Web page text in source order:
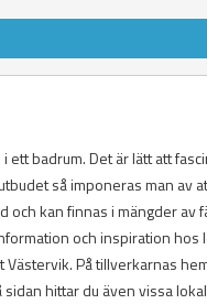
badrum. Det är lätt att
så imponeras man av
kan finnas i mängder av
och inspiration hos
På tillverkarnas
hittar du även vissa